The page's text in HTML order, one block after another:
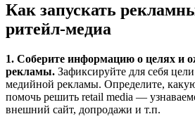
Как запускать
ритейл-медиа
1. Соберите информацию о целях и
рекламы. Зафиксируйте для себя
медийной рекламы. Определите,
помочь решить retail media —
внешний сайт, допродажи и т.п.